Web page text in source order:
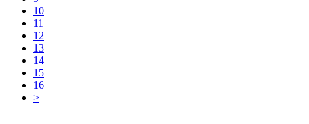
10
11
12
13
14
15
16
>